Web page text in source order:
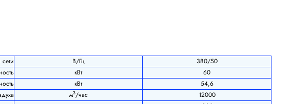
В/Гц
380/50
кВт
60
кВт
54,6
м3/час
12000